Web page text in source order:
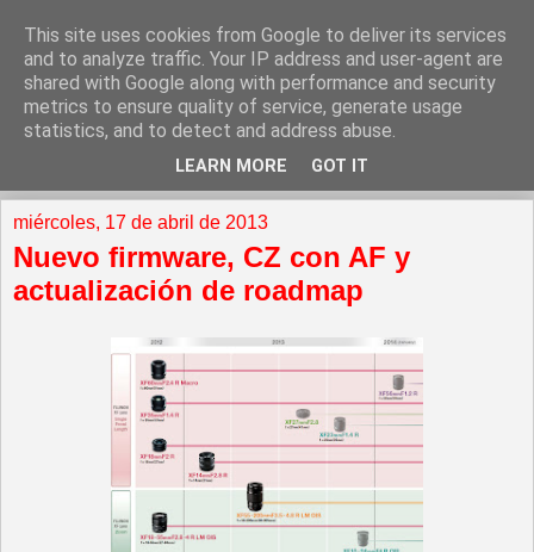
miércoles, 17 de abril de 2013
Nuevo firmware, CZ con AF y
actualización de roadmap
This site uses cookies from Google to deliver its services
and to analyze traffic. Your IP address and user-agent are
shared with Google along with performance and security
metrics to ensure quality of service, generate usage
statistics, and to detect and address abuse.
LEARN MORE GOT IT